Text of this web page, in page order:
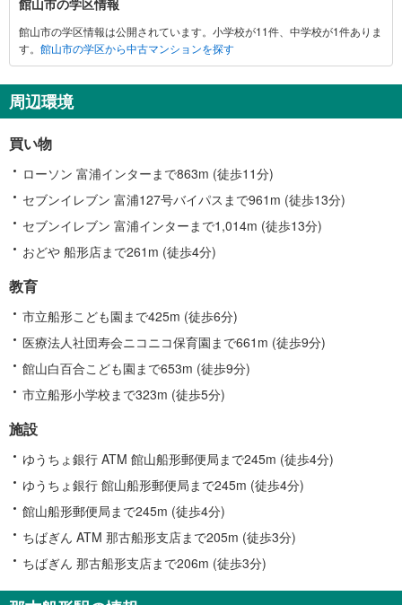
山
市
に
す
る
報
館山市の学区情報は公開されています。小学校が11件、中学校が1件ありま
す。 館山市の学区から中古マンションを探す
周辺環境
買い物
ローソン 富浦インターまで863m (徒歩11分)
セブンイレブン 富浦127号バイパスまで961m (徒歩13分)
セブンイレブン 富浦インターまで1,014m (徒歩13分)
おどや 船形店まで261m (徒歩4分)
教育
市立船形こども園まで425m (徒歩6分)
医療法人社団寿会ニコニコ保育園まで661m (徒歩9分)
館山白百合こども園まで653m (徒歩9分)
市立船形小学校まで323m (徒歩5分)
施設
ゆうちょ銀行 ATM 館山船形郵便局まで245m (徒歩4分)
ゆうちょ銀行 館山船形郵便局まで245m (徒歩4分)
館山船形郵便局まで245m (徒歩4分)
ちばぎん ATM 那古船形支店まで205m (徒歩3分)
ちばぎん 那古船形支店まで206m (徒歩3分)